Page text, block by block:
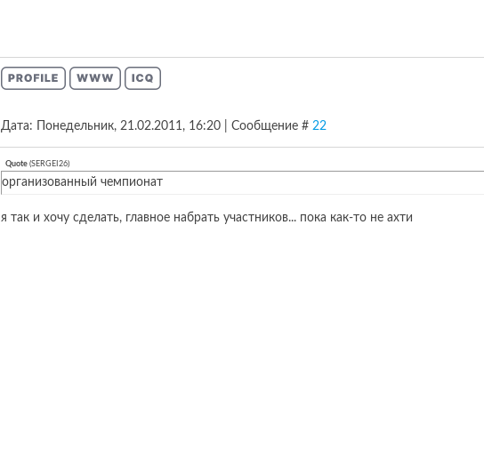
Дата: Понедельник, 21.02.2011, 16:20 | Сообщение # 22
Quote (SERGEI26)
организованный чемпионат
я так и хочу сделать, главное набрать участников... пока как-то не ахти